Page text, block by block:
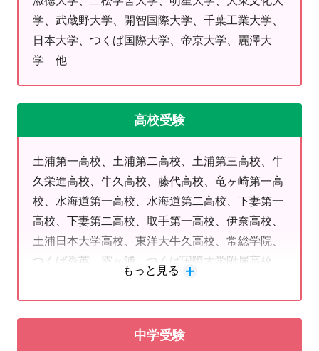
は是非、1度土浦教室にお電話ください。
様々な悩み、不安があると思います。
生徒に寄り添いながら部活、進路、夢、志望校などのアドバイ
スもたくさんさせていただきます！
志望校や希望の学力は1人1人異なります。
それぞれに独自の学習プログラムを作成し、それぞれの目標達
「受験勉強やテスト勉強の仕方が分からない」
「志望校がなかなか決まらない」
「成績が上がらない・・・」
などのお悩みは、ぜひ明光義塾までご相談下さい。
無料体験授業や学習相談も随時受け付けておりますので、お気
★兄弟姉妹入会キャンペーン実施中★
学、武蔵野大学、開智国際大学、千葉工業大学、
日本大学、つくば国際大学、帝京大学、麗澤大
学 他
高校受験
土浦第一高校、土浦第二高校、土浦第三高校、牛
久栄進高校、牛久高校、藤代高校、竜ヶ崎第一高
校、水海道第一高校、水海道第二高校、下妻第一
高校、下妻第二高校、取手第一高校、伊奈高校、
土浦日本大学高校、東洋大牛久高校、常総学院、
つくば秀英、霞ヶ浦、つくば国際大学附属高校
もっと見る
中学受験